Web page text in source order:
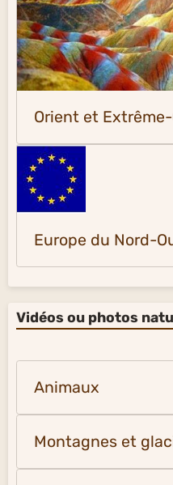
Orient et
Europe du Nord-
Vidéos ou photos
Animaux
Montagnes et